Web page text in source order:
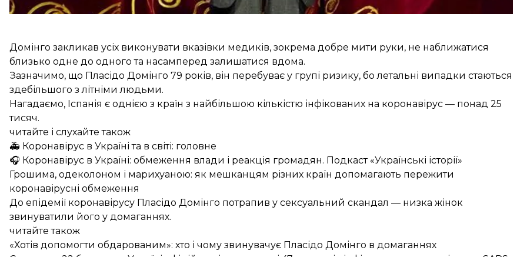
Домінго закликав усіх виконувати вказівки медиків, зокрема добре мити руки, не наближатися
близько одне до одного та насамперед залишатися вдома.
Зазначимо, що Пласідо Домінго 79 років, він перебуває у групі ризику, бо летальні випадки стаються
здебільшого з літніми людьми.
Нагадаємо, Іспанія є однією з країн з найбільшою кількістю інфікованих на коронавірус — понад 25
тисяч.
читайте і слухайте також
🚑 Коронавірус в Україні та в світі: головне
🎧 Коронавірус в Україні: обмеження влади і реакція громадян. Подкаст «Українські історії»
Грошима, одеколоном і марихуаною: як мешканцям різних країн допомагають пережити
коронавірусні обмеження
До епідемії коронавірусу Пласідо Домінго потрапив у сексуальний скандал — низка жінок
звинуватили його у домаганнях.
читайте також
«Хотів допомогти обдарованим»: хто і чому звинувачує Пласідо Домінго в домаганнях